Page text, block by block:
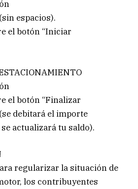
espacios).
el botón “Iniciar
el botón “Finalizar
debitará el importe
actualizará tu saldo).
regularizar la situación de
los contribuyentes